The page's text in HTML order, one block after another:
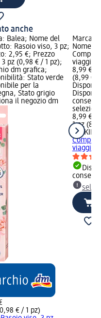
anche
Balea; Nome del
Rasoio viso, 3 pz;
2,95 €; Prezzo
3 pz (0,98 € / 1 pz);
dm grafica;
Stato verde
per la
Stato grigio
il negozio dm
€ / 1 pz)
Marca:
Nome
viaggio,
8,99 €;
(8,99 € /
8,99 €
1 pz
viaggio,